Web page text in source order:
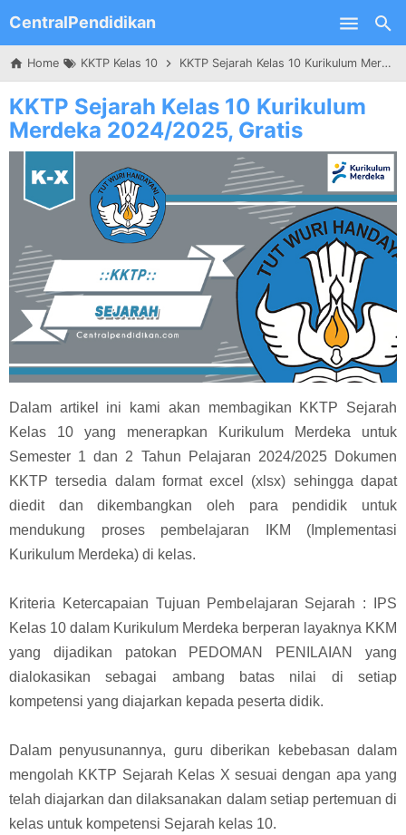
Skip to main content
CentralPendidikan
Home KKTP Kelas 10 KKTP Sejarah Kelas 10 Kurikulum Merdeka 2024/2025, Gratis
KKTP Sejarah Kelas 10 Kurikulum
Merdeka 2024/2025, Gratis
Dalam artikel ini kami akan membagikan KKTP Sejarah
Kelas 10 yang menerapkan Kurikulum Merdeka untuk
Semester 1 dan 2 Tahun Pelajaran 2024/2025 Dokumen
KKTP tersedia dalam format excel (xlsx) sehingga dapat
diedit dan dikembangkan oleh para pendidik untuk
mendukung proses pembelajaran IKM (Implementasi
Kurikulum Merdeka) di kelas.
Kriteria Ketercapaian Tujuan Pembelajaran Sejarah : IPS
Kelas 10 dalam Kurikulum Merdeka berperan layaknya KKM
yang dijadikan patokan PEDOMAN PENILAIAN yang
dialokasikan sebagai ambang batas nilai di setiap
kompetensi yang diajarkan kepada peserta didik.
Dalam penyusunannya, guru diberikan kebebasan dalam
mengolah KKTP Sejarah Kelas X sesuai dengan apa yang
telah diajarkan dan dilaksanakan dalam setiap pertemuan di
kelas untuk kompetensi Sejarah kelas 10.